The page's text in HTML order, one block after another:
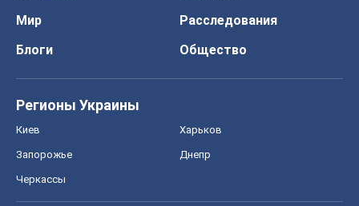
Мир
Расследования
Блоги
Общество
Регионы Украины
Киев Харьков
Запорожье Днепр
Черкассы